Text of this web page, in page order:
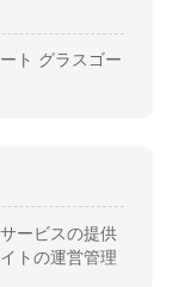
ト グラスゴー
ービスの提供
トの運営管理